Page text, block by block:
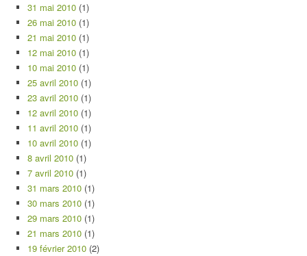
31 mai 2010 (1)
26 mai 2010 (1)
21 mai 2010 (1)
12 mai 2010 (1)
10 mai 2010 (1)
25 avril 2010 (1)
23 avril 2010 (1)
12 avril 2010 (1)
11 avril 2010 (1)
10 avril 2010 (1)
8 avril 2010 (1)
7 avril 2010 (1)
31 mars 2010 (1)
30 mars 2010 (1)
29 mars 2010 (1)
21 mars 2010 (1)
19 février 2010 (2)